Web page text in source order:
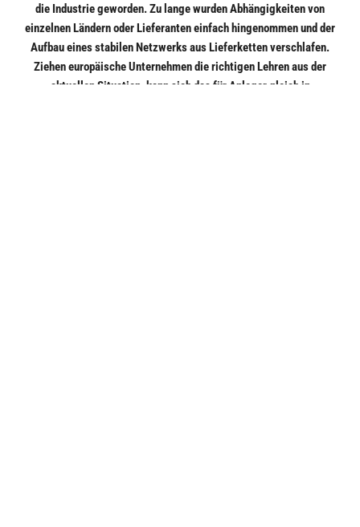
die Industrie geworden. Zu lange wurden Abhängigkeiten von
einzelnen Ländern oder Lieferanten einfach hingenommen und der
Aufbau eines stabilen Netzwerks aus Lieferketten verschlafen.
Ziehen europäische Unternehmen die richtigen Lehren aus der
aktuellen Situation, kann sich das für Anleger gleich in